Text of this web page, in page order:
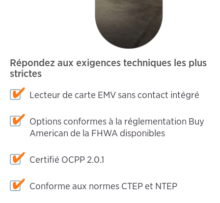
Répondez aux exigences techniques les plus
strictes
Lecteur de carte EMV sans contact intégré
Options conformes à la réglementation Buy
American de la FHWA disponibles
Certifié OCPP 2.0.1
Conforme aux normes CTEP et NTEP